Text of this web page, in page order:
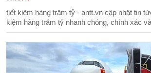
tiết kiệm hàng trăm tỷ - antt.vn cập nhật tin
kiệm hàng trăm tỷ nhanh chóng, chính xác